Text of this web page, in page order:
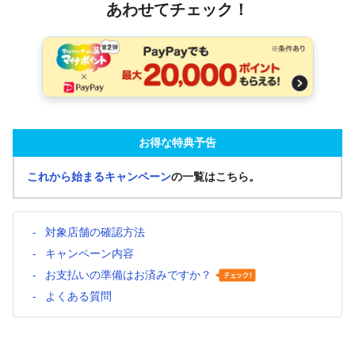
あわせてチェック！
お得な特典予告
これから始まるキャンペーンの一覧はこちら。
対象店舗の確認方法
キャンペーン内容
お支払いの準備はお済みですか？
よくある質問